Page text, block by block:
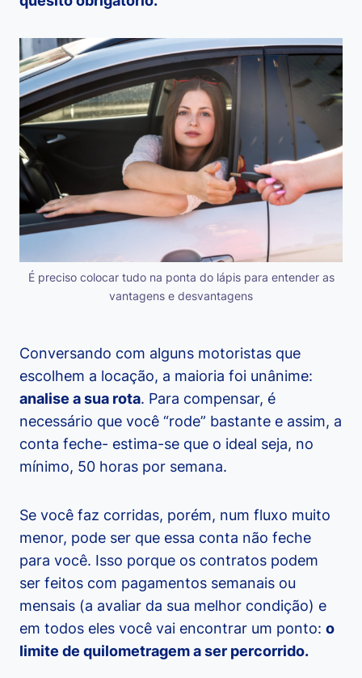
É preciso colocar tudo na ponta do lápis para entender as
vantagens e desvantagens
Conversando com alguns motoristas que
escolhem a locação, a maioria foi unânime:
analise a sua rota. Para compensar, é
necessário que você “rode” bastante e assim, a
conta feche- estima-se que o ideal seja, no
mínimo, 50 horas por semana.
Se você faz corridas, porém, num fluxo muito
menor, pode ser que essa conta não feche
para você. Isso porque os contratos podem
ser feitos com pagamentos semanais ou
mensais (a avaliar da sua melhor condição) e
em todos eles você vai encontrar um ponto: o
limite de quilometragem a ser percorrido.